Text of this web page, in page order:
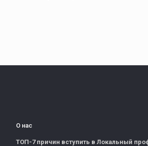
О нас
ТОП-7 причин вступить в Локальный